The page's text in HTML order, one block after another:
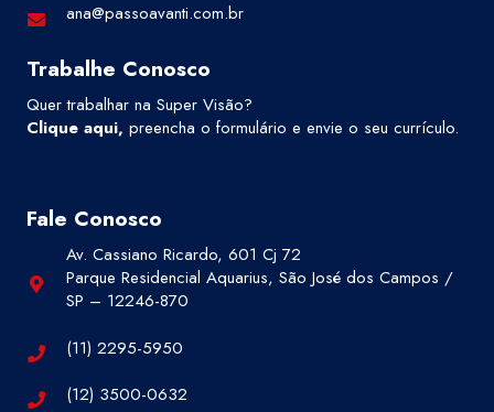
ana@passoavanti.com.br
Trabalhe Conosco
Quer trabalhar na Super Visão?
Clique aqui, preencha o formulário e envie o seu currículo.
Fale Conosco
Av. Cassiano Ricardo, 601 Cj 72
Parque Residencial Aquarius, São José dos Campos /
SP – 12246-870
(11) 2295-5950
(12) 3500-0632